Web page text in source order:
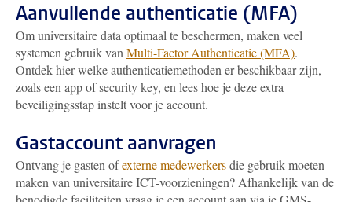
Aanvullende authenticatie (MFA)
Om universitaire data optimaal te beschermen, maken veel
systemen gebruik van Multi-Factor Authenticatie (MFA).
Ontdek hier welke authenticatiemethoden er beschikbaar zijn,
zoals een app of security key, en lees hoe je deze extra
beveiligingsstap instelt voor je account.
Gastaccount aanvragen
Ontvang je gasten ofexterne medewerkersdie gebruik moeten
maken van universitaire ICT-voorzieningen? Afhankelijk van de